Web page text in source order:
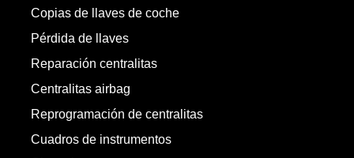
Copias de llaves de coche
Pérdida de llaves
Reparación centralitas
Centralitas airbag
Reprogramación de centralitas
Cuadros de instrumentos